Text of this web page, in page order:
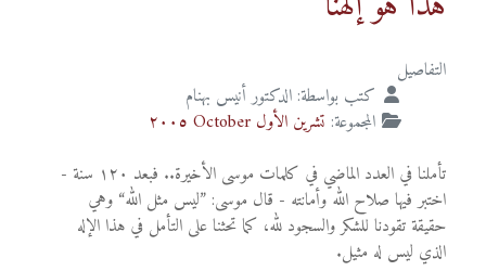
التفاصيل
كتب بواسطة: الدكتور أنيس بهنام
المجموعة: تشرين الأول October ٢٠٠٥
تأملنا في العدد الماضي في كلمات موسى الأخيرة.. فبعد ١٢٠ سنة -
اختبر فيها صلاح الله وأمانته - قال موسى: ”ليس مثل الله“ وهي
حقيقة تقودنا للشكر والسجود لله، كما تحثنا على التأمل في هذا الإله
الذي ليس له مثيل.